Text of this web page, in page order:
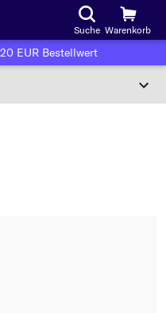
Suche Warenkorb
EUR Bestellwert
Kriterien: